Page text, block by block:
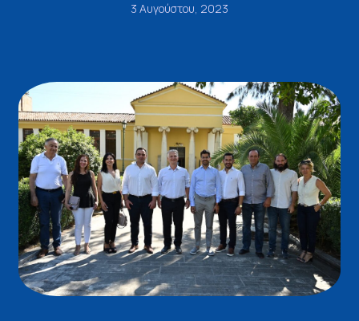
3 Αυγούστου, 2023